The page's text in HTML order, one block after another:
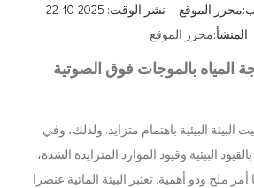
المنشأ:محرر الموقع
المياه بالموجات فوق الصوتية
البيئية باهتمام متزايد. ولذلك، وفي
البيئية وقيود الموارد المتزايدة الشدة،
ملح وذو أهمية. تعتبر البيئة المائية عنصرا